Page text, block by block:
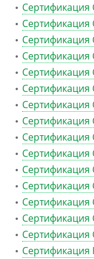
Сертификация
Сертификация
Сертификация
Сертификация
Сертификация
Сертификация
Сертификация
Сертификация
Сертификация
Сертификация
Сертификация
Сертификация
Сертификация
Сертификация
Сертификация
Сертификация